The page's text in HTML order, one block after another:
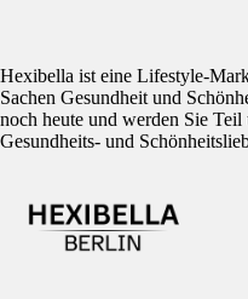
Hexibella ist eine Lifestyle-
Sachen Gesundheit und
noch heute und werden Sie
Gesundheits- und